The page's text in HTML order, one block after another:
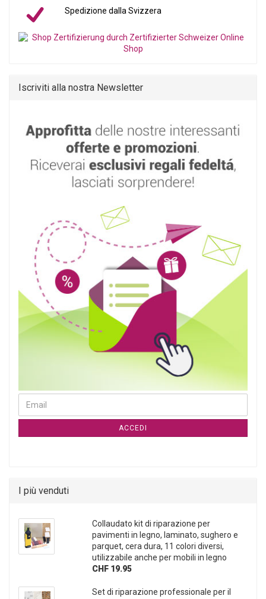
Spedizione dalla Svizzera
Iscriviti alla nostra Newsletter
ACCEDI
I più venduti
Collaudato kit di riparazione per
pavimenti in legno, laminato, sughero e
parquet, cera dura, 11 colori diversi,
utilizzabile anche per mobili in legno
CHF 19.95
Set di riparazione professionale per il